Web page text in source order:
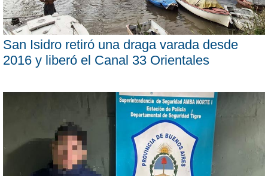
San Isidro retiró una draga varada desde
2016 y liberó el Canal 33 Orientales